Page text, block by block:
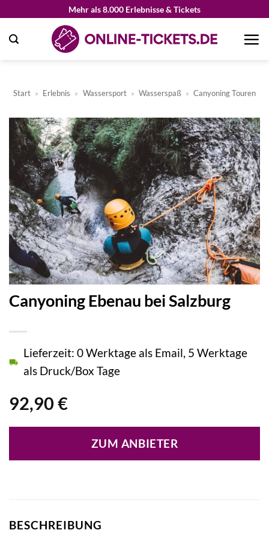
springen
Mehr als 8.000 Erlebnisse & Tickets
Start » Erlebnis » Wassersport » Wasserspaß » Canyoning Touren
Canyoning Ebenau bei Salzburg
92,90 €
Lieferzeit: 0 Werktage als Email, 5 Werktage
als Druck/Box Tage
ZUM ANBIETER
BESCHREIBUNG